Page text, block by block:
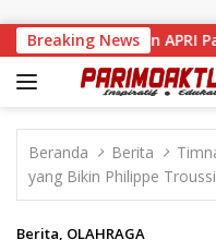
Breaking News
Pimpin APRI Parimo
Beranda Berita
yang Bikin Philippe
Berita, OLAHRAGA